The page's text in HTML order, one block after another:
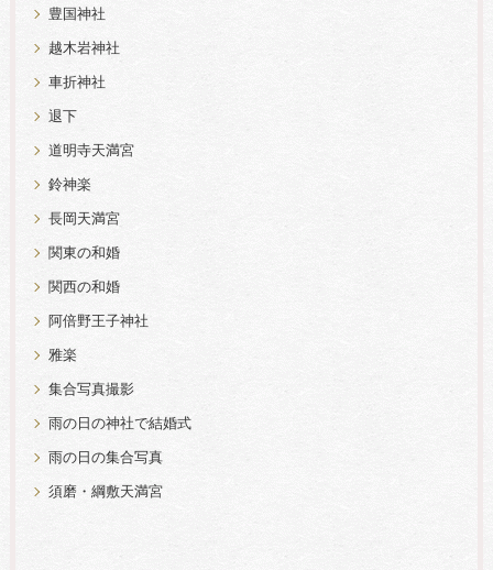
豊国神社
越木岩神社
車折神社
退下
道明寺天満宮
鈴神楽
長岡天満宮
関東の和婚
関西の和婚
阿倍野王子神社
雅楽
集合写真撮影
雨の日の神社で結婚式
雨の日の集合写真
須磨・綱敷天満宮